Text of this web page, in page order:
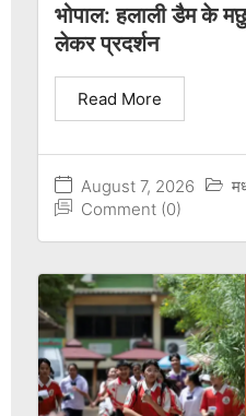
भोपाल: हलाली डैम के
लेकर प्रदर्शन
August 7, 2026
Comment (0)
Read More